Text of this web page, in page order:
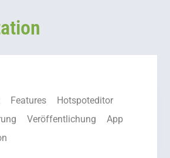
Features
Hotspoteditor
Veröffentlichung
App